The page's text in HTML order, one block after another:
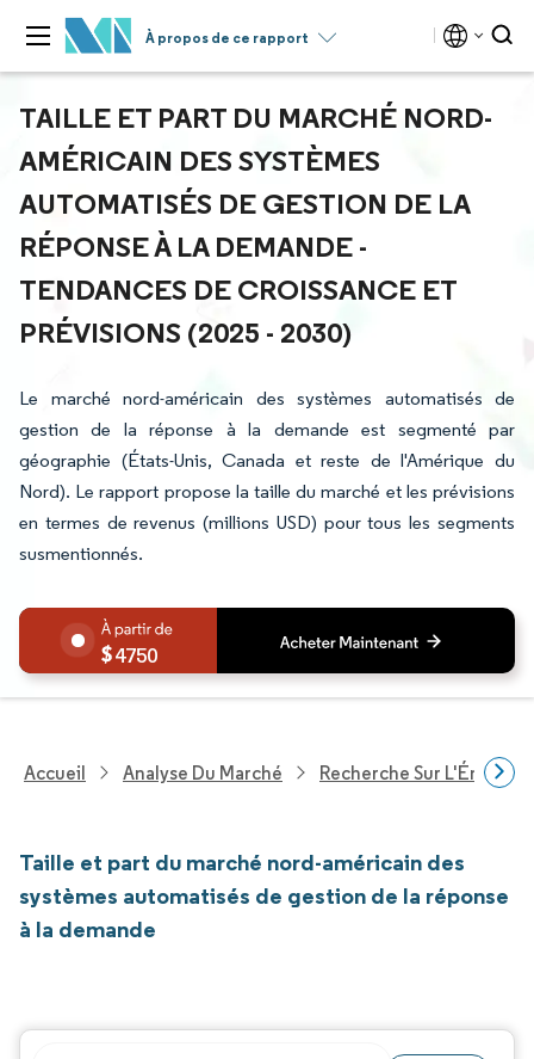
À propos de ce rapport
TAILLE ET PART DU MARCHÉ NORD-
AMÉRICAIN DES SYSTÈMES
AUTOMATISÉS DE GESTION DE LA
RÉPONSE À LA DEMANDE -
TENDANCES DE CROISSANCE ET
PRÉVISIONS (2025 - 2030)
Le marché nord-américain des systèmes automatisés de
gestion de la réponse à la demande est segmenté par
géographie (États-Unis, Canada et reste de l'Amérique du
Nord). Le rapport propose la taille du marché et les prévisions
en termes de revenus (millions USD) pour tous les segments
susmentionnés.
4750
Accueil Analyse Du Marché Recherche Sur
Taille et part du marché nord-américain des
systèmes automatisés de gestion de la réponse
à la demande